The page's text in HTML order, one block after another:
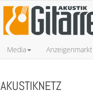
Media Anzeigenmarkt
AKUSTIKNETZ